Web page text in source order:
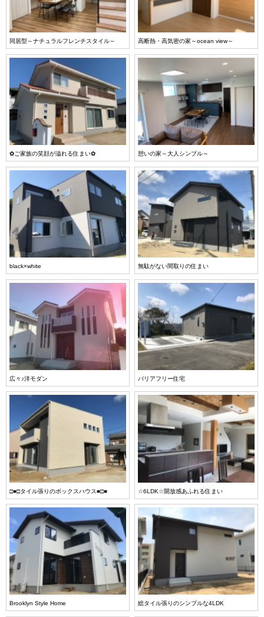
同居型～ナチュラルフレンチスタイル～ 高断熱・高気密の家～ocean view～
✿ご家族の笑顔が溢れる住まい✿ 憩いの家～大人シンプル～
black×white 無駄がない間取りの住まい
広々♪洋モダン バリアフリー住宅
□■□タイル張りのボックスハウス■□■ ☆6LDK☆開放感あふれる住まい
Brooklyn Style Home 総タイル張りのシンプルな4LDK